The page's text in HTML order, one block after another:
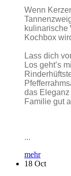
Wenn
kulinarische
Kochbox
Lass dich
Los geht’s
das Eleganz
Familie gut
...
mehr
18 Oct